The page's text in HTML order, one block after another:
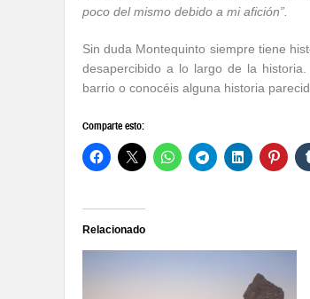
poco del mismo debido a mi afición”.
Sin duda Montequinto siempre tiene
desapercibido a lo largo de la
barrio o conocéis alguna historia
Comparte esto:
Relacionado